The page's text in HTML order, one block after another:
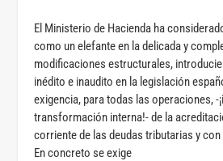
El Ministerio de Hacienda ha
como un elefante en la delicada y
modificaciones estructurales,
inédito e inaudito en la legislación
exigencia, para todas las operaciones, -
transformación interna!- de la
corriente de las deudas tributarias y
En concreto se exige